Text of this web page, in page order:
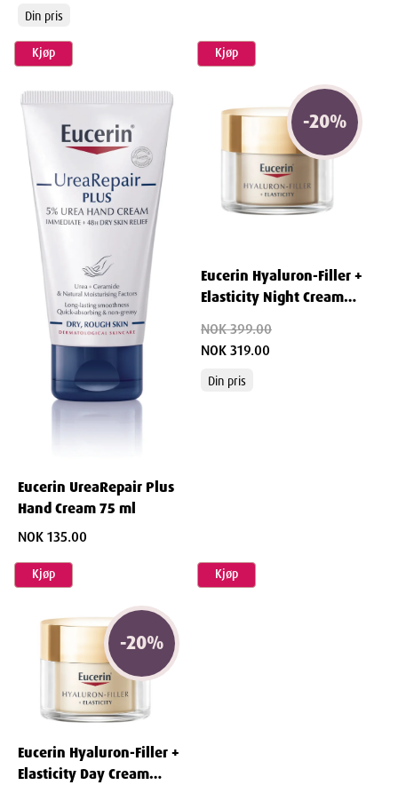
Din pris
Kjøp Kjøp
Eucerin UreaRepair Plus
Hand Cream 75 ml
NOK 135.00
Kjøp
-20%
Eucerin Hyaluron-Filler +
Elasticity Night Cream
NOK 399.00
NOK 319.00
Din pris
Kjøp
-20%
Eucerin Hyaluron-Filler +
Elasticity Day Cream